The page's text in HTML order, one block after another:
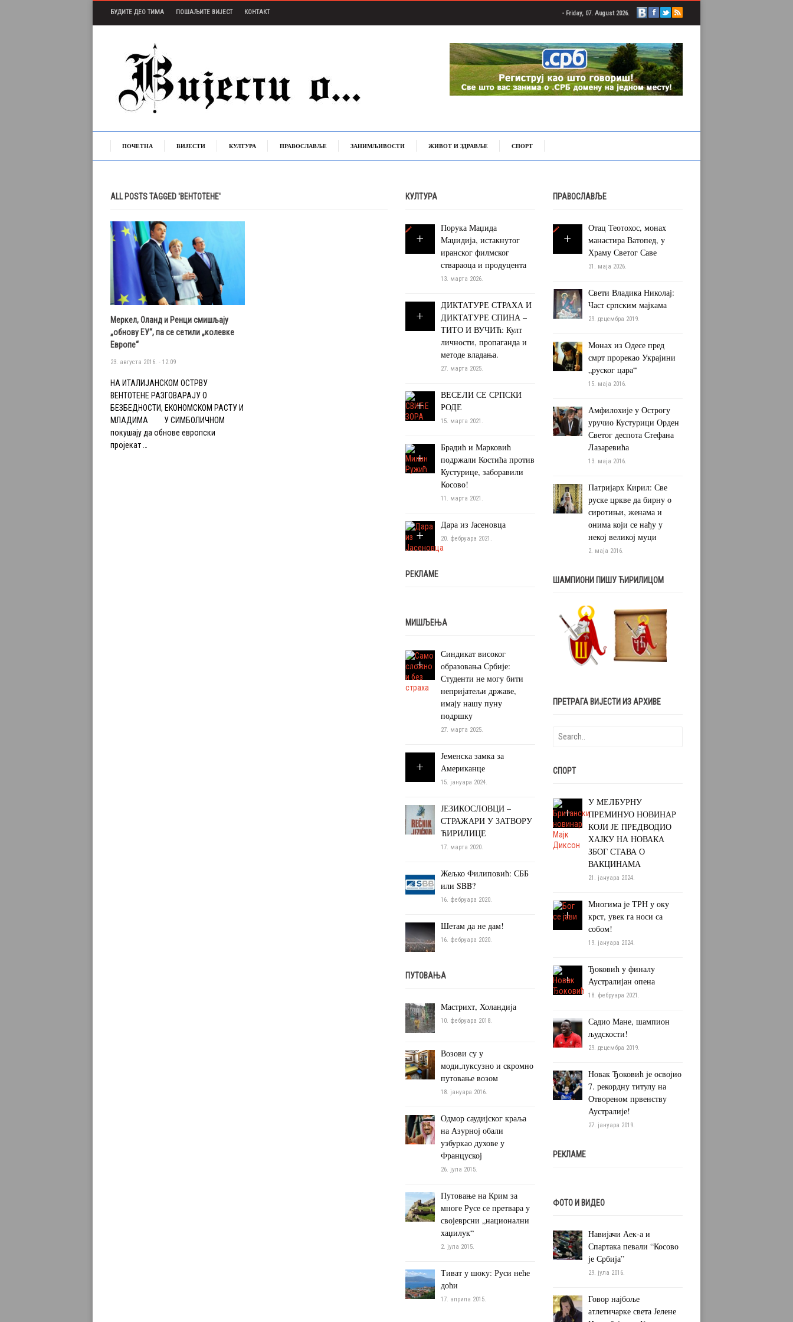
БУДИТЕ ДЕО ТИМА ПОШАЉИТЕ ВИЈЕСТ КОНТАКТ - Friday, 07. August 2026.
ПОЧЕТНА ВИЈЕСТИ КУЛТУРА ПРАВОСЛАВЉЕ ЗАНИМЉИВОСТИ ЖИВОТ И ЗДРАВЉЕ СПОРТ
ALL POSTS TAGGED 'ВЕНТОТЕНЕ'
Меркел, Оланд и Ренци смишљају
„обнову ЕУ“, па се сетили „колевке
Европе“
23. августа 2016. - 12:09
НА ИТАЛИЈАНСКОМ ОСТРВУ
ВЕНТОТЕНЕ РАЗГОВАРАЈУ О
БЕЗБЕДНОСТИ, ЕКОНОМСКОМ РАСТУ И
МЛАДИМА У СИМБОЛИЧНОМ
покушају да обнове европски
пројекат …
КУЛТУРА
Порука Маџида
Маџидија, истакнутог
иранског филмског
ствараоца и продуцента
13. марта 2026.
ДИКТАТУРЕ СТРАХА И
ДИКТАТУРЕ СПИНА –
ТИТО И ВУЧИЋ: Култ
личности, пропаганда и
методе владања.
27. марта 2025.
ВЕСЕЛИ СЕ СРПСКИ
РОДЕ
15. марта 2021.
Брадић и Марковић
подржали Костића против
Кустурице, заборавили
Косово!
11. марта 2021.
Дара из Јасеновца
20. фебруара 2021.
РЕКЛАМЕ
МИШЉЕЊА
Синдикат високог
образовања Србије:
Студенти не могу бити
непријатељи државе,
имају нашу пуну
подршку
27. марта 2025.
Јеменска замка за
Американце
15. јануара 2024.
ЈЕЗИКОСЛОВЦИ –
СТРАЖАРИ У ЗАТВОРУ
ЋИРИЛИЦЕ
17. марта 2020.
Жељко Филиповић: СББ
или SBB?
16. фебруара 2020.
Шетам да не дам!
16. фебруара 2020.
ПУТОВАЊА
Мастрихт, Холандија
10. фебруара 2018.
Возови су у
моди,луксузно и скромно
путовање возом
18. јануара 2016.
Одмор саудијског краља
на Азурној обали
узбуркао духове у
Француској
26. јула 2015.
Путовање на Крим за
многе Русе се претвара у
својеврсни „национални
хаџилук“
2. јула 2015.
Тиват у шоку: Руси неће
доћи
17. априла 2015.
ПРАВОСЛАВЉЕ
Отац Теотохос, монах
манастира Ватопед, у
Храму Светог Саве
31. маја 2026.
Свети Владика Николај:
Част српским мајкама
29. децембра 2019.
Монах из Одесе пред
смрт прорекао Украјини
„руског цара“
15. маја 2016.
Амфилохије у Острогу
уручио Кустурици Орден
Светог деспота Стефана
Лазаревића
13. маја 2016.
Патријарх Кирил: Све
руске цркве да бирну о
сиротињи, женама и
онима који се нађу у
некој великој муци
2. маја 2016.
ШАМПИОНИ ПИШУ ЋИРИЛИЦОМ
ПРЕТРАГА ВИЈЕСТИ ИЗ АРХИВЕ
СПОРТ
У МЕЛБУРНУ
ПРЕМИНУО НОВИНАР
КОЈИ ЈЕ ПРЕДВОДИО
ХАЈКУ НА НОВАКА
ЗБОГ СТАВА О
ВАКЦИНАМА
21. јануара 2024.
Многима је ТРН у оку
крст, увек га носи са
собом!
19. јануара 2024.
Ђоковић у финалу
Аустралијан опена
18. фебруара 2021.
Садио Мане, шампион
људскости!
29. децембра 2019.
Новак Ђоковић је освојио
7. рекордну титулу на
Отвореном првенству
Аустралије!
27. јануара 2019.
РЕКЛАМЕ
ФОТО И ВИДЕО
Навијачи Аек-а и
Спартака певали “Косово
је Србија”
29. јула 2016.
Говор најбоље
атлетичарке света Јелене